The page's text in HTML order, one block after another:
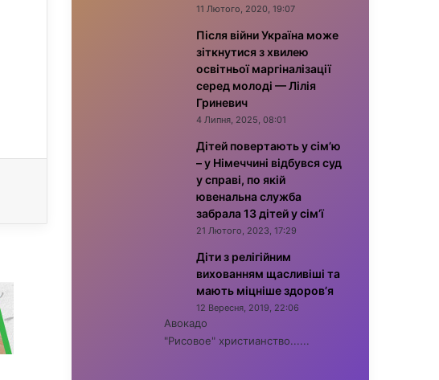
11 Лютого, 2020, 19:07
Після війни Україна може
зіткнутися з хвилею
освітньої маргіналізації
серед молоді — Лілія
Гриневич
4 Липня, 2025, 08:01
Дітей повертають у сім’ю
– у Німеччині відбувся суд
у справі, по якій
ювенальна служба
забрала 13 дітей у сім’ї
21 Лютого, 2023, 17:29
Діти з релігійним
вихованням щасливіші та
мають міцніше здоров’я
12 Вересня, 2019, 22:06
Авокадо
"Рисовое" христианство......